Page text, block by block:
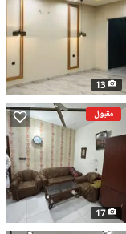
13
مقبول
17